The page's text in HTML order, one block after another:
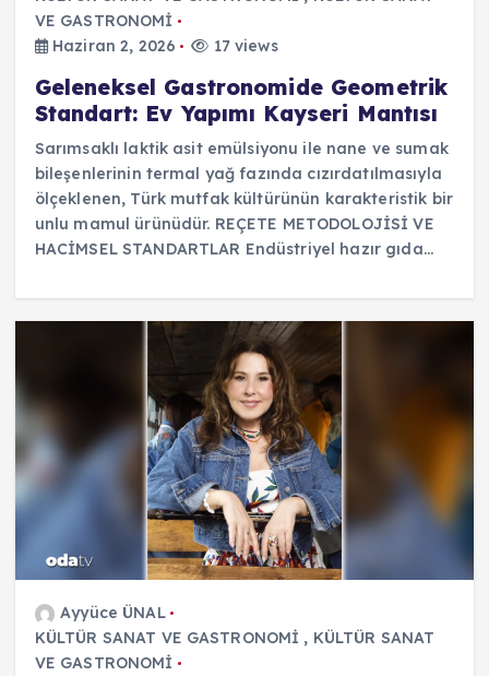
VE GASTRONOMİ
Haziran 2, 2026
17 views
Geleneksel Gastronomide Geometrik
Standart: Ev Yapımı Kayseri Mantısı
Sarımsaklı laktik asit emülsiyonu ile nane ve sumak
bileşenlerinin termal yağ fazında cızırdatılmasıyla
ölçeklenen, Türk mutfak kültürünün karakteristik bir
unlu mamul ürünüdür. REÇETE METODOLOJİSİ VE
HACİMSEL STANDARTLAR Endüstriyel hazır gıda…
Ayyüce ÜNAL
KÜLTÜR SANAT VE GASTRONOMİ , KÜLTÜR SANAT
VE GASTRONOMİ